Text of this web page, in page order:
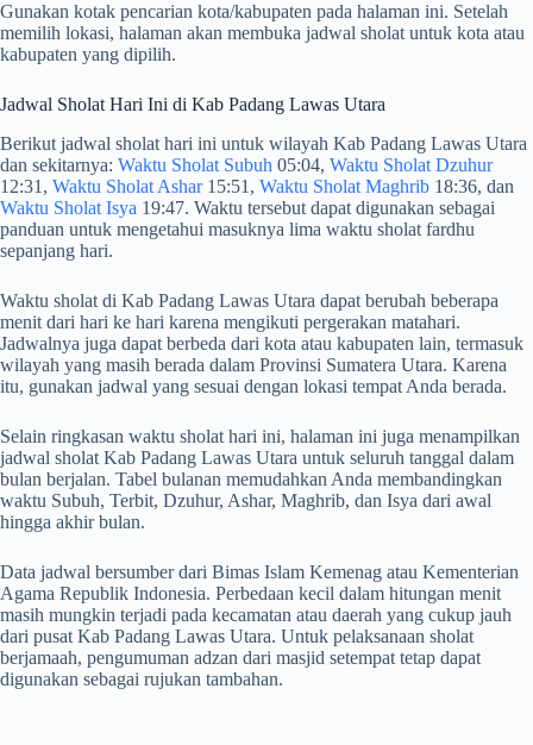
Gunakan kotak pencarian kota/kabupaten pada halaman ini. Setelah
memilih lokasi, halaman akan membuka jadwal sholat untuk kota atau
kabupaten yang dipilih.
Jadwal Sholat Hari Ini di Kab Padang Lawas Utara
Berikut jadwal sholat hari ini untuk wilayah Kab Padang Lawas Utara
dan sekitarnya: Waktu Sholat Subuh 05:04, Waktu Sholat Dzuhur
12:31, Waktu Sholat Ashar15:51, Waktu Sholat Maghrib 18:36, dan
Waktu Sholat Isya 19:47. Waktu tersebut dapat digunakan sebagai
panduan untuk mengetahui masuknya lima waktu sholat fardhu
sepanjang hari.
Waktu sholat di Kab Padang Lawas Utara dapat berubah beberapa
menit dari hari ke hari karena mengikuti pergerakan matahari.
Jadwalnya juga dapat berbeda dari kota atau kabupaten lain, termasuk
wilayah yang masih berada dalam Provinsi Sumatera Utara. Karena
itu, gunakan jadwal yang sesuai dengan lokasi tempat Anda berada.
Selain ringkasan waktu sholat hari ini, halaman ini juga menampilkan
jadwal sholat Kab Padang Lawas Utara untuk seluruh tanggal dalam
bulan berjalan. Tabel bulanan memudahkan Anda membandingkan
waktu Subuh, Terbit, Dzuhur, Ashar, Maghrib, dan Isya dari awal
hingga akhir bulan.
Data jadwal bersumber dari Bimas Islam Kemenag atau Kementerian
Agama Republik Indonesia. Perbedaan kecil dalam hitungan menit
masih mungkin terjadi pada kecamatan atau daerah yang cukup jauh
dari pusat Kab Padang Lawas Utara. Untuk pelaksanaan sholat
berjamaah, pengumuman adzan dari masjid setempat tetap dapat
digunakan sebagai rujukan tambahan.